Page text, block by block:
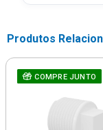
Produtos
COMPRE JUNTO